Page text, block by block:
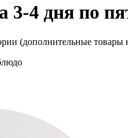
3-4 дня по
(дополнительные товары